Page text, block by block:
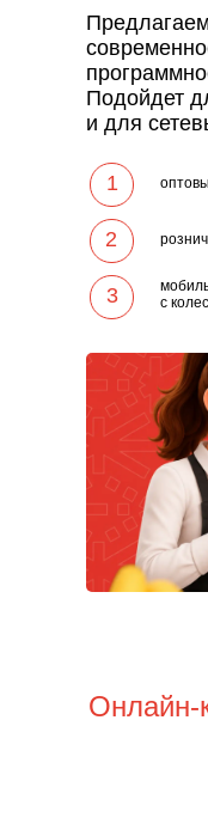
Подойдет
и для
с колес
1
2
3
Онлайн-